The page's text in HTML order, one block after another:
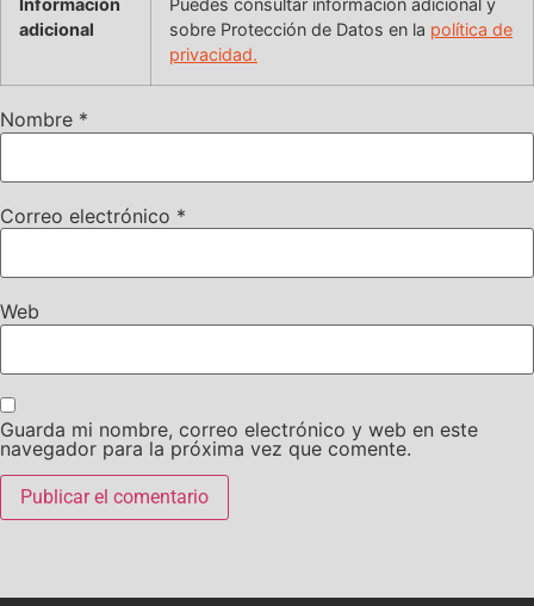
adicional
sobre Protección de Datos en la política de
privacidad.
Nombre *
Correo electrónico *
Web
Guarda mi nombre, correo electrónico y web en este
navegador para la próxima vez que comente.